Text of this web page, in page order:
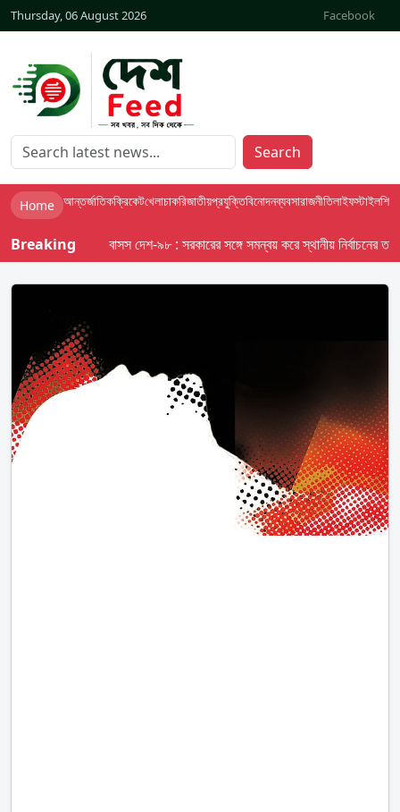
Thursday, 06 August 2026 Facebook
Search
Home আন্তর্জাতিকক্রিকেটখেলাচাকরিজাতীয়প্রযুক্তিবিনোদনব্যবসারাজনীতিলাইফস্টাইলশিক্ষা
Breaking বাসস দেশ-৯৮ : সরকারের সঙ্গে সমন্বয় করে স্থানীয় নির্বাচনের